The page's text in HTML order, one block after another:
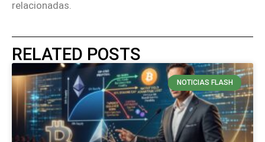
relacionadas.
RELATED POSTS
NOTICIAS FLASH